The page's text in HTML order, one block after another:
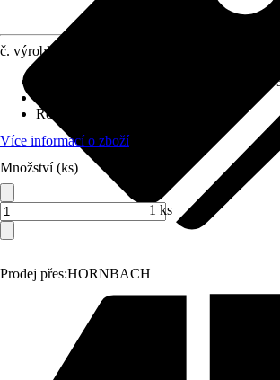
Prodej přes:HORNBACH
č. výrobku
368 x
Rozměry sloupů/sloupků
Více informací o zboží
Množství (ks)
1 ks